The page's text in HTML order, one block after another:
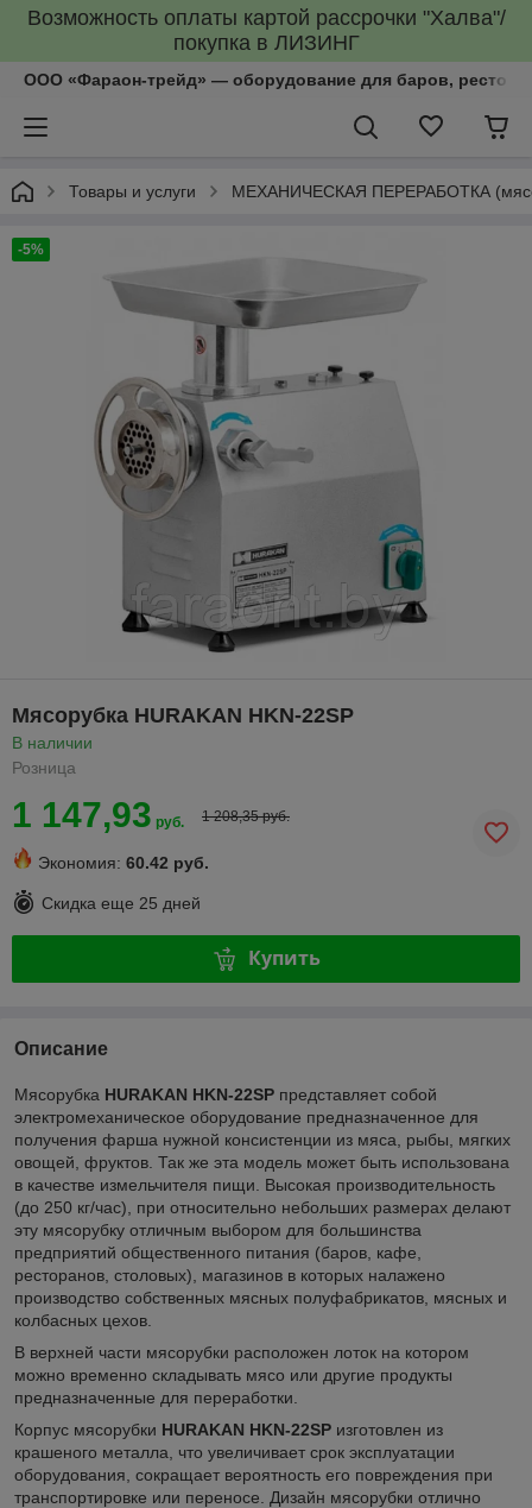
Возможность оплаты картой рассрочки "Халва"/
покупка в ЛИЗИНГ
ООО «Фараон-трейд»‎ — оборудование для баров,
Товары и услуги МЕХАНИЧЕСКАЯ ПЕРЕРАБОТКА
-5%
Мясорубка HURAKAN HKN-22SP
В наличии
Розница
1 147,93 руб. 1 208,35 руб.
Экономия: 60.42 руб.
Скидка еще 25 дней
Купить
Описание
Мясорубка HURAKAN HKN-22SP представляет собой
электромеханическое оборудование предназначенное для
получения фарша нужной консистенции из мяса, рыбы, мягких
овощей, фруктов. Так же эта модель может быть использована
в качестве измельчителя пищи. Высокая производительность
(до 250 кг/час), при относительно небольших размерах делают
эту мясорубку отличным выбором для большинства
предприятий общественного питания (баров, кафе,
ресторанов, столовых), магазинов в которых налажено
производство собственных мясных полуфабрикатов, мясных и
колбасных цехов.
В верхней части мясорубки расположен лоток на котором
можно временно складывать мясо или другие продукты
предназначенные для переработки.
Корпус мясорубки HURAKAN HKN-22SP изготовлен из
крашеного металла, что увеличивает срок эксплуатации
оборудования, сокращает вероятность его повреждения при
транспортировке или переносе. Дизайн мясорубки отлично